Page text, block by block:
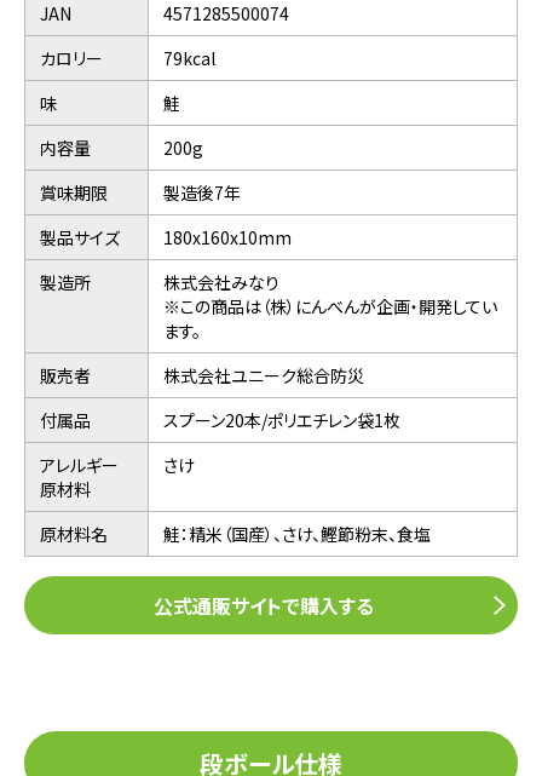
JAN
4571285500074
カロリー
79kcal
味
鮭
内容量
200g
賞味期限
製造後7年
製品サイズ
180x160x10mm
製造所
株式会社みなり
※この商品は（株）にんべんが企画・開発してい
ます。
販売者
株式会社ユニーク総合防災
付属品
スプーン20本/ポリエチレン袋1枚
アレルギー
原材料
さけ
原材料名 鮭：精米（国産）、さけ、鰹節粉末、食塩
公式通販サイトで購入する
段ボール仕様